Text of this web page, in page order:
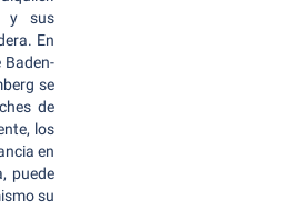
y sus
En
Baden-
se
de
los
en
puede
su